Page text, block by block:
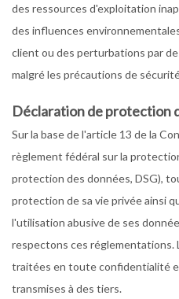
des ressources d'exploitation
des influences
client ou des perturbations par
malgré les précautions de
Déclaration de protection
Sur la base de l'article 13 de la
règlement fédéral sur la
protection des données, DSG),
protection de sa vie privée ainsi
l'utilisation abusive de ses
respectons ces réglementations.
traitées en toute confidentialité
transmises à des tiers.